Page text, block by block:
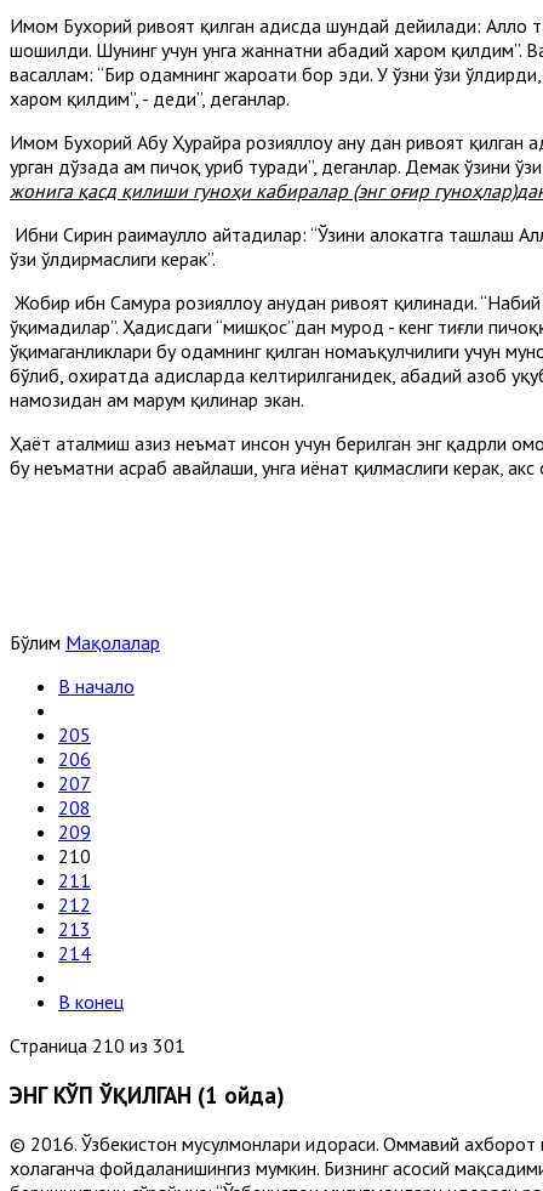
Имом Бухорий ривоят қилган ҳадисда шундай дейилади: Аллоҳ
шошилди. Шунинг учун унга жаннатни абадий харом қилдим”.
васаллам: “Бир одамнинг жароҳати бор эди. У ўзни ўзи
харом қилдим”, - деди”, деганлар.
Имом Бухорий Абу Ҳурайра розияллоҳу анҳу дан ривоят қилган
урган дўзаҳда ҳам пичоқ уриб туради”, деганлар. Демак ўзини
жонига қасд қилиши гуноҳи кабиралар (энг оғир
Ибни Сирин раҳимаҳуллоҳ айтадилар: “Ўзини ҳалокатга
ўзи ўлдирмаслиги керак”.
Жобир ибн Самура розияллоҳу анҳудан ривоят қилинади.
ўқимадилар”. Ҳадисдаги “мишқос”дан мурод - кенг тиғли
ўқимаганликлари бу одамнинг қилган номаъқулчилиги учун
бўлиб, охиратда ҳадисларда келтирилганидек, абадий азоб
намозидан ҳам маҳрум қилинар экан.
Ҳаёт аталмиш азиз неъмат инсон учун берилган энг қадрли
бу неъматни асраб авайлаши, унга ҳиёнат қилмаслиги керак,
Бўлим Мақолалар
В начало
205
206
207
208
209
210
211
212
213
214
В конец
Страница 210 из 301
ЭНГ КЎП ЎҚИЛГАН (1 ойда)
© 2016. Ўзбекистон мусулмонлари идораси. Оммавий ахборот
хоҳлаганча фойдаланишингиз мумкин. Бизнинг асосий